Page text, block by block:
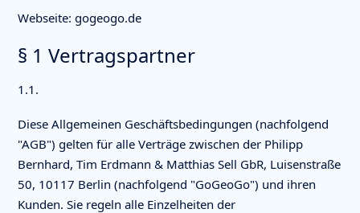
Webseite: gogeogo.de
§ 1 Vertragspartner
1.1.
Diese Allgemeinen Geschäftsbedingungen (nachfolgend
"AGB") gelten für alle Verträge zwischen der Philipp
Bernhard, Tim Erdmann & Matthias Sell GbR, Luisenstraße
50, 10117 Berlin (nachfolgend "GoGeoGo") und ihren
Kunden. Sie regeln alle Einzelheiten der